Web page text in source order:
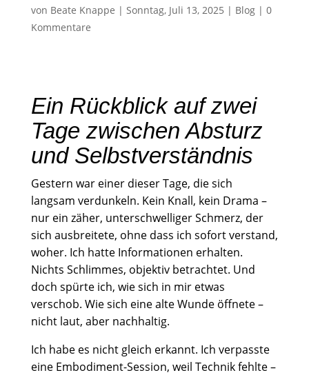
von Beate Knappe | Sonntag, Juli 13, 2025 | Blog| 0
Kommentare
Ein Rückblick auf zwei
Tage zwischen Absturz
und Selbstverständnis
Gestern war einer dieser Tage, die sich
langsam verdunkeln. Kein Knall, kein Drama –
nur ein zäher, unterschwelliger Schmerz, der
sich ausbreitete, ohne dass ich sofort verstand,
woher. Ich hatte Informationen erhalten.
Nichts Schlimmes, objektiv betrachtet. Und
doch spürte ich, wie sich in mir etwas
verschob. Wie sich eine alte Wunde öffnete –
nicht laut, aber nachhaltig.
Ich habe es nicht gleich erkannt. Ich verpasste
eine Embodiment-Session, weil Technik fehlte –